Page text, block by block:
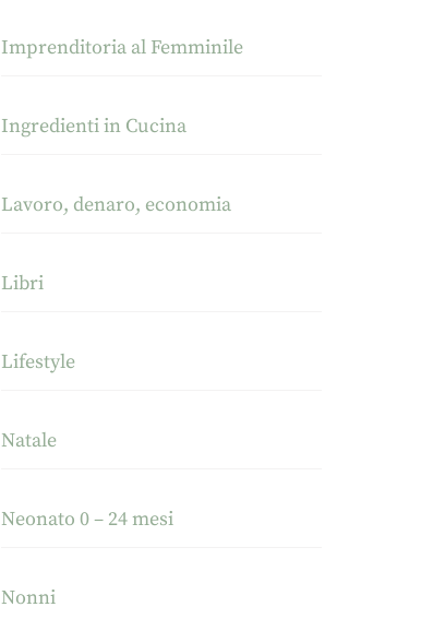
Imprenditoria al Femminile
Ingredienti in Cucina
Lavoro, denaro, economia
Libri
Lifestyle
Natale
Neonato 0 – 24 mesi
Nonni